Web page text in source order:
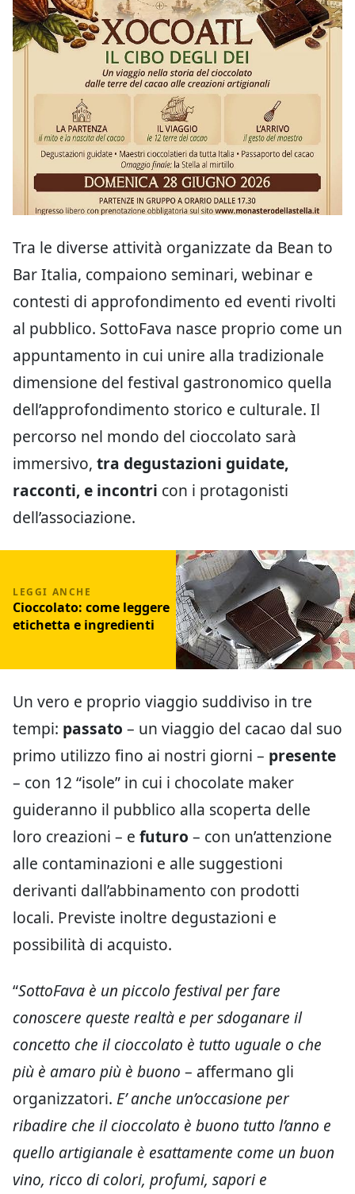
Tra le diverse attività organizzate da Bean to
Bar Italia, compaiono seminari, webinar e
contesti di approfondimento ed eventi rivolti
al pubblico. SottoFava nasce proprio come un
appuntamento in cui unire alla tradizionale
dimensione del festival gastronomico quella
dell’approfondimento storico e culturale. Il
percorso nel mondo del cioccolato sarà
immersivo, tra degustazioni guidate,
racconti, e incontri con i protagonisti
dell’associazione.
Cioccolato: come leggere
etichetta e ingredienti
Un vero e proprio viaggio suddiviso in tre
tempi: passato – un viaggio del cacao dal suo
primo utilizzo fino ai nostri giorni – presente
– con 12 “isole” in cui i chocolate maker
guideranno il pubblico alla scoperta delle
loro creazioni – e futuro – con un’attenzione
alle contaminazioni e alle suggestioni
derivanti dall’abbinamento con prodotti
locali. Previste inoltre degustazioni e
possibilità di acquisto.
“SottoFava è un piccolo festival per fare
conoscere queste realtà e per sdoganare il
concetto che il cioccolato è tutto uguale o che
più è amaro più è buono – affermano gli
organizzatori. E’ anche un’occasione per
ribadire che il cioccolato è buono tutto l’anno e
quello artigianale è esattamente come un buon
vino, ricco di colori, profumi, sapori e